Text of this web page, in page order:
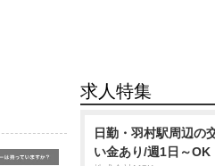
求人特集
日勤・羽村駅周辺の
い金あり/週1日～OK